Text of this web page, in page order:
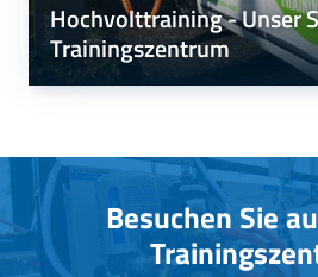
Hochvolttraining - Unser
Trainingszentrum
Besuchen Sie